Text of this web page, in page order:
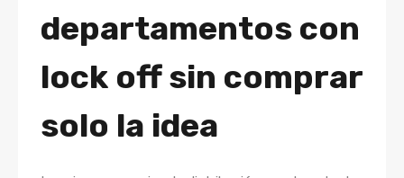
departamentos con
lock off sin comprar
solo la idea